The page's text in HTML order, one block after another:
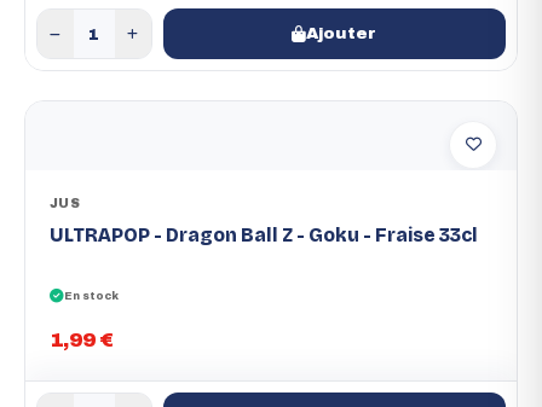
Ajouter
JUS
ULTRAPOP - Dragon Ball Z - Goku - Fraise 33cl
En stock
1,99 €